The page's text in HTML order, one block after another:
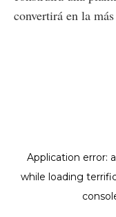
convertirá en la